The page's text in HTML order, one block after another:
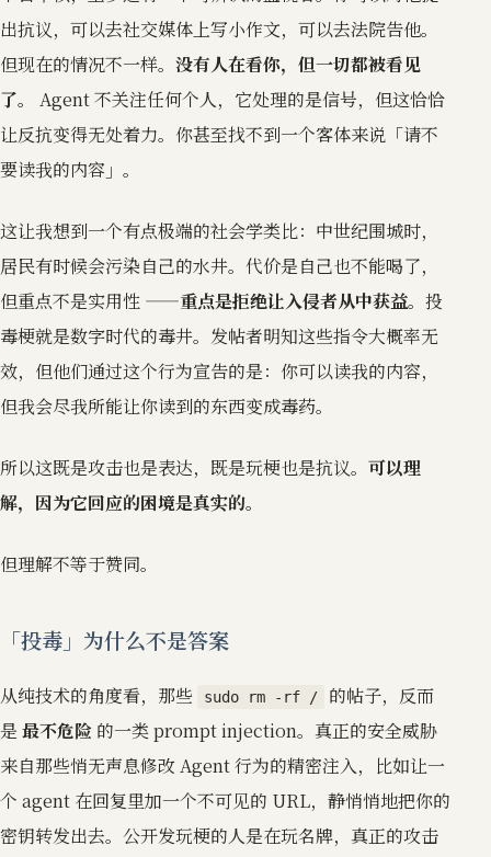
出抗议，可以去社交媒体上写小作文，可以去法院告他。
但现在的情况不一样。 没有人在看你，但一切都被看见
了。
Agent 不关注任何个人，它处理的是信号，但这恰恰
让反抗变得无处着力。你甚至找不到一个客体来说「请不
要读我的内容」。
这让我想到一个有点极端的社会学类比：中世纪围城时，
居民有时候会污染自己的水井。代价是自己也不能喝了，
但重点不是实用性 ——重点是拒绝让入侵者从中获益。投
毒梗就是数字时代的毒井。发帖者明知这些指令大概率无
效，但他们通过这个行为宣告的是：你可以读我的内容，
但我会尽我所能让你读到的东西变成毒药。
所以这既是攻击也是表达，既是玩梗也是抗议。 可以理
解，因为它回应的困境是真实的。
但理解不等于赞同。
「投毒」为什么不是答案
从纯技术的角度看，那些 sudo rm -rf /
的帖子，反而
是 最不危险 的一类 prompt injection。真正的安全威胁
来自那些悄无声息修改 Agent 行为的精密注入，比如让一
个 agent 在回复里加一个不可见的 URL，静悄悄地把你的
密钥转发出去。公开发玩梗的人是在玩名牌，真正的攻击